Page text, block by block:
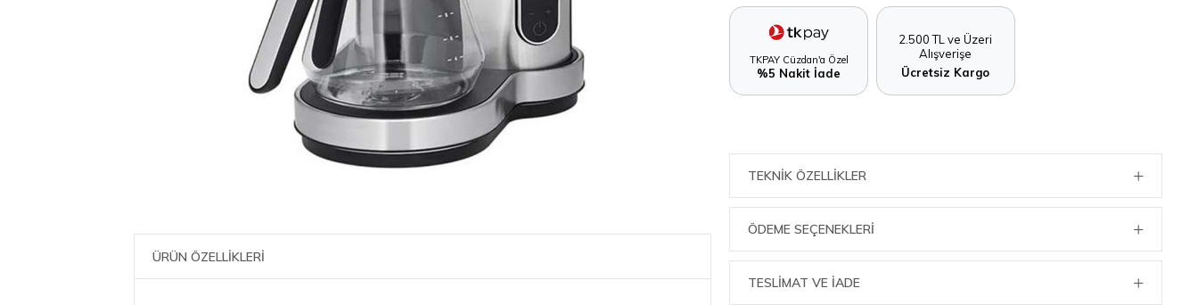
ÜRÜN ÖZELLİKLERİ
TKPAY Cüzdan'a Özel
%5 Nakit İade
2.500 TL ve Üzeri
Alışverişe
Ücretsiz Kargo
TEKNIK ÖZELLIKLER
ÖDEME SEÇENEKLERI
TESLİMAT VE İADE